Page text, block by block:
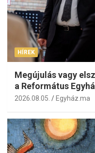
HÍREK
Megújulás vagy
a Református
2026.08.05. Egyház.ma